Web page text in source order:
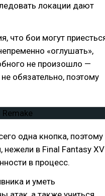
локации дают
что бои могут
«оглушать»,
не произошло —
обязательно, поэтому
одна кнопка, поэтому
нежели в Final Fantasy XV
в процесс.
и уметь